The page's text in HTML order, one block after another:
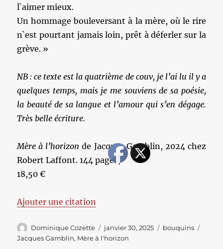
l`aimer mieux.
Un hommage bouleversant à la mère, où le rire
n`est pourtant jamais loin, prêt à déferler sur la
grève. »
NB : ce texte est la quatrième de couv, je l’ai lu il y a
quelques temps, mais je me souviens de sa poésie,
la beauté de sa langue et l’amour qui s’en dégage.
Très belle écriture.
Mère à l’horizon de Jacques Gamblin, 2024 chez
Robert Laffont. 144 pages,
18,50 €
Ajouter une citation
Auteur
Dominique Cozette
Publié
le
janvier 30, 2025 Catégories
bouquins
Jacques Gamblin, Mère à l'horizon